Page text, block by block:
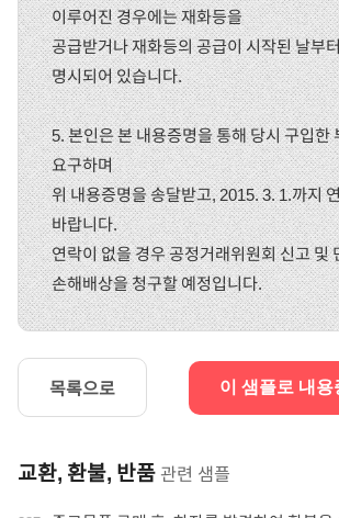
이루어진 경우에는 재화등을
공급받거나 재화등의 공급이 시작된 날부
명시되어 있습니다.
5. 본인은 본 내용증명을 통해 당시 구입한
요구하며
위 내용증명을 송달받고, 2015. 3. 1.까지
바랍니다.
연락이 없을 경우 공정거래위원회 신고 및
손해배상을 청구할 예정입니다.
목록으로 이 샘플로 내용
교환, 환불, 반품 관련 샘플